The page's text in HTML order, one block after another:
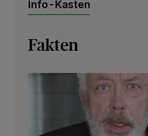
Info-Kasten
Fakten